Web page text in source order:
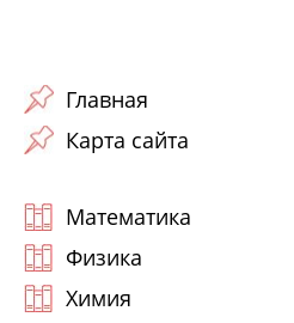
Главная
Карта сайта
Математика
Физика
Химия